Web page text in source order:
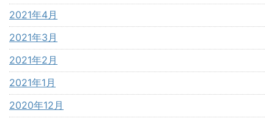
2021年4月
2021年3月
2021年2月
2021年1月
2020年12月